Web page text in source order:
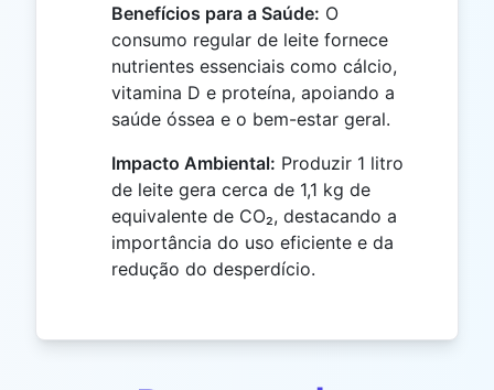
Benefícios para a Saúde: O
consumo regular de leite fornece
nutrientes essenciais como cálcio,
vitamina D e proteína, apoiando a
saúde óssea e o bem-estar geral.
Impacto Ambiental: Produzir 1 litro
de leite gera cerca de 1,1 kg de
equivalente de CO₂, destacando a
importância do uso eficiente e da
redução do desperdício.